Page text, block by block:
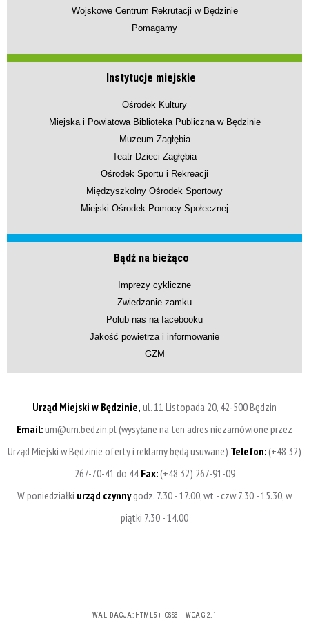
Wojskowe Centrum Rekrutacji w Będzinie
Pomagamy
Instytucje miejskie
Ośrodek Kultury
Miejska i Powiatowa Biblioteka Publiczna w Będzinie
Muzeum Zagłębia
Teatr Dzieci Zagłębia
Ośrodek Sportu i Rekreacji
Międzyszkolny Ośrodek Sportowy
Miejski Ośrodek Pomocy Społecznej
Bądź na bieżąco
Imprezy cykliczne
Zwiedzanie zamku
Polub nas na facebooku
Jakość powietrza i informowanie
GZM
Urząd Miejski w Będzinie, ul. 11 Listopada 20, 42-500 Będzin
Email:um@um.bedzin.pl (wysyłane na ten adres niezamówione przez
Urząd Miejski w Będzinie oferty i reklamy będą usuwane) Telefon:(+48 32)
267-70-41 do 44Fax:(+48 32) 267-91-09
W poniedziałki urząd czynnygodz. 7.30 - 17.00, wt - czw 7.30 - 15.30, w
piątki 7.30 - 14.00
WALIDACJA: HTML5+ CSS3 + WCAG 2.1